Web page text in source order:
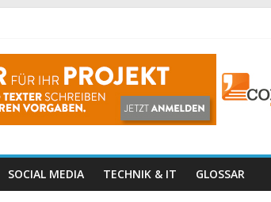
SOCIAL MEDIA TECHNIK & IT GLOSSAR